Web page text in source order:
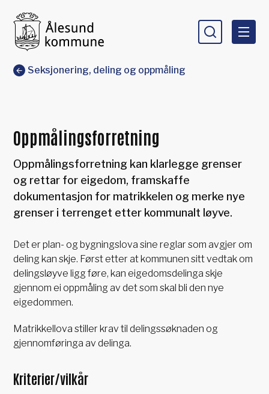
Du er her:
Seksjonering, deling og oppmåling
Oppmålingsforretning
Oppmålingsforretning kan klarlegge grenser
og rettar for eigedom, framskaffe
dokumentasjon for matrikkelen og merke nye
grenser i terrenget etter kommunalt løyve.
Det er plan- og bygningslova sine reglar som avgjer om
deling kan skje. Først etter at kommunen sitt vedtak om
delingsløyve ligg føre, kan eigedomsdelinga skje
gjennom ei oppmåling av det som skal bli den nye
eigedommen.
Matrikkellova stiller krav til delingssøknaden og
gjennomføringa av delinga.
Kriterier/vilkår